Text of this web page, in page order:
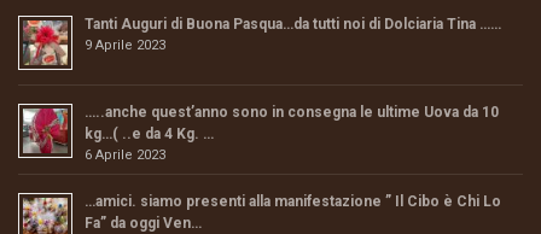
Tanti Auguri di Buona Pasqua…da tutti noi di Dolciaria Tina ……
9 Aprile 2023
…..anche quest’anno sono in consegna le ultime Uova da 10
kg…( ..e da 4 Kg. …
6 Aprile 2023
…amici. siamo presenti alla manifestazione ” Il Cibo è Chi Lo
Fa” da oggi Ven…